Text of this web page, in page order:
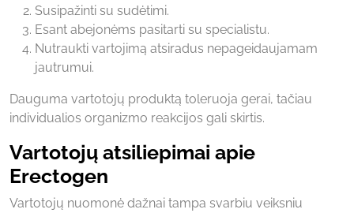
Susipažinti su sudėtimi.
Esant abejonėms pasitarti su specialistu.
Nutraukti vartojimą atsiradus nepageidaujamam
jautrumui.
Dauguma vartotojų produktą toleruoja gerai, tačiau
individualios organizmo reakcijos gali skirtis.
Vartotojų atsiliepimai apie
Erectogen
Vartotojų nuomonė dažnai tampa svarbiu veiksniu